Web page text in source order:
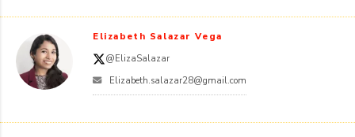
Elizabeth Salazar Vega
@ElizaSalazar
Elizabeth.salazar28@gmail.com